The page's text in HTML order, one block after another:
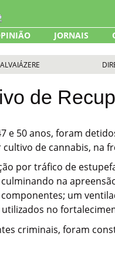
JORNAIS
de
e 50 anos, foram
de cannabis, na
por tráfico de
na
um
no
criminais, foram